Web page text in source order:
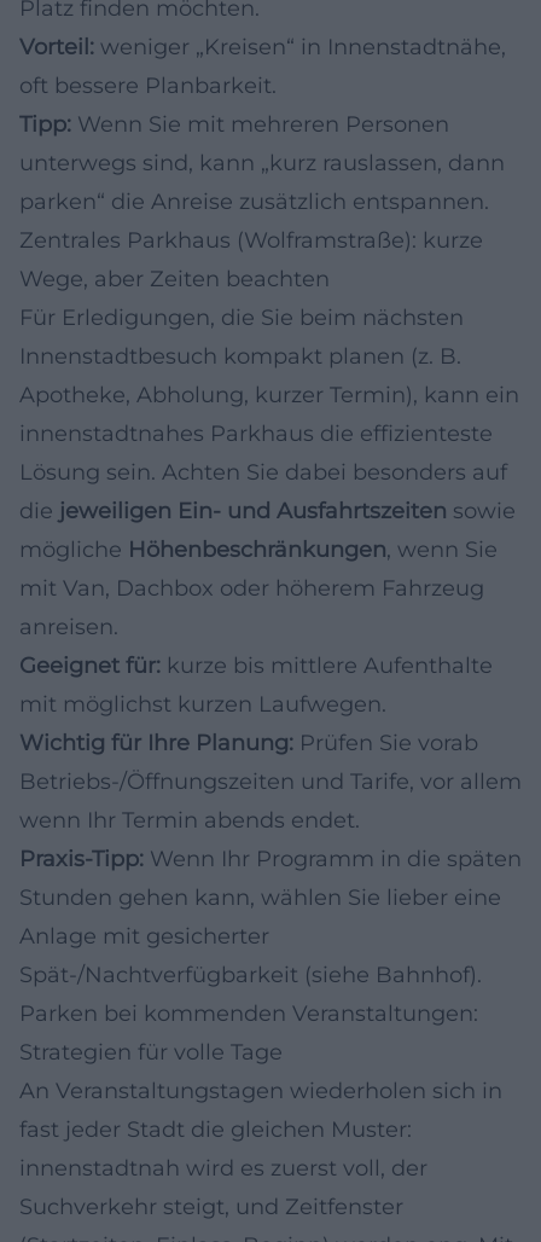
Platz finden möchten.
Vorteil: weniger „Kreisen“ in Innenstadtnähe,
oft bessere Planbarkeit.
Tipp: Wenn Sie mit mehreren Personen
unterwegs sind, kann „kurz rauslassen, dann
parken“ die Anreise zusätzlich entspannen.
Zentrales Parkhaus (Wolframstraße): kurze
Wege, aber Zeiten beachten
Für Erledigungen, die Sie beim nächsten
Innenstadtbesuch kompakt planen (z. B.
Apotheke, Abholung, kurzer Termin), kann ein
innenstadtnahes Parkhaus die effizienteste
Lösung sein. Achten Sie dabei besonders auf
die jeweiligen Ein- und Ausfahrtszeiten sowie
mögliche Höhenbeschränkungen, wenn Sie
mit Van, Dachbox oder höherem Fahrzeug
anreisen.
Geeignet für: kurze bis mittlere Aufenthalte
mit möglichst kurzen Laufwegen.
Wichtig für Ihre Planung: Prüfen Sie vorab
Betriebs-/Öffnungszeiten und Tarife, vor allem
wenn Ihr Termin abends endet.
Praxis-Tipp: Wenn Ihr Programm in die späten
Stunden gehen kann, wählen Sie lieber eine
Anlage mit gesicherter
Spät-/Nachtverfügbarkeit (siehe Bahnhof).
Parken bei kommenden Veranstaltungen:
Strategien für volle Tage
An Veranstaltungstagen wiederholen sich in
fast jeder Stadt die gleichen Muster:
innenstadtnah wird es zuerst voll, der
Suchverkehr steigt, und Zeitfenster